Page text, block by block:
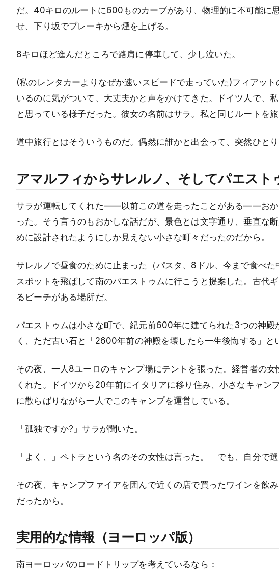
だ。40キロのルートに600ものカーブがあり、物理的に不可能に
せ、下り坂でブレーキから煙を上げる。
8キロほど進んだところで路肩に停車して、少し泣いた。
(私のレンタカーよりなぜか速いスピードで走っていた)フィアッ
いるのに気がついて、大丈夫かと声をかけてきた。ドイツ人で、
と思っている様子だった。彼女の名前はサラ。私と同じルートを
道中旅行とはそういうものだ。偶然に誰かと出会って、突然ひとり
アマルフィからサレルノ、そしてパエスト
サラが運転してくれた——以前この道を走ったことがある——おか
った。そう言うのもおかしな話だが、景色とは文字通り、垂直な
めに設計されたようにしか見えない小さな町々だったのだから。
サレルノで昼食のために止まった（パスタ、8ドル、今まで食べ
スポットを飛ばして南のパエストゥムに行こうと提案した。古代
るビーチがある場所だ。
パエストゥムは小さな町で、紀元前600年に建てられた3つの神
く、ただ古い石と「2600年前の神殿を壊したら一生後悔する」と
その夜、一人8ユーロのキャンプ場にテントを張った。経営者の
くれた。ドイツから20年前にイタリアに移り住み、小さなキャ
に散らばりながら一人でこのキャンプを運営している。
「孤独ですか?」サラが聞いた。
「よく、」ペトラという名のその女性は言った。「でも、自分で
その夜、キャンプファイアを囲んで近くの店で買ったワインを飲
だったから。
実用的な情報（ヨーロッパ版）
南ヨーロッパのロードトリップを考えているなら：